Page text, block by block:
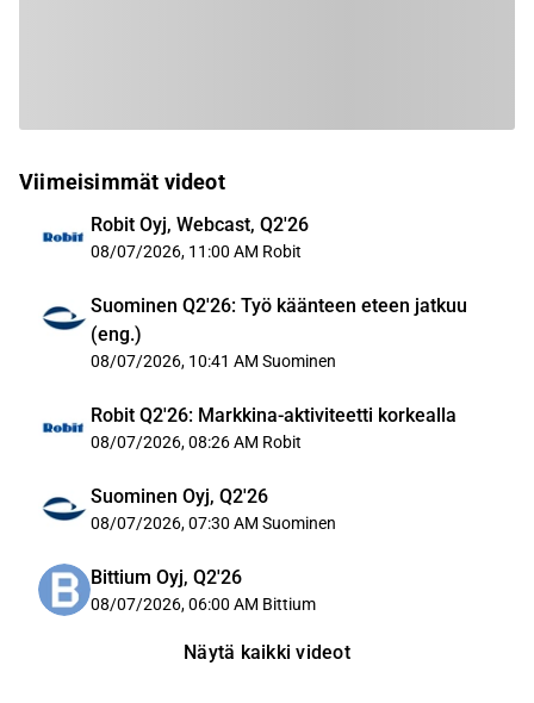
Viimeisimmät videot
Robit Oyj, Webcast, Q2'26
08/07/2026, 11:00 AM Robit
Suominen Q2'26: Työ käänteen eteen jatkuu
(eng.)
08/07/2026, 10:41 AM Suominen
Robit Q2'26: Markkina-aktiviteetti korkealla
08/07/2026, 08:26 AM Robit
Suominen Oyj, Q2'26
08/07/2026, 07:30 AM Suominen
Bittium Oyj, Q2'26
08/07/2026, 06:00 AM Bittium
Näytä kaikki videot